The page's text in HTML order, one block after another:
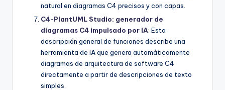
natural en diagramas C4 precisos y con capas.
C4-PlantUML Studio: generador de
diagramas C4 impulsado por IA: Esta
descripción general de funciones describe una
herramienta de IA que genera automáticamente
diagramas de arquitectura de software C4
directamente a partir de descripciones de texto
simples.